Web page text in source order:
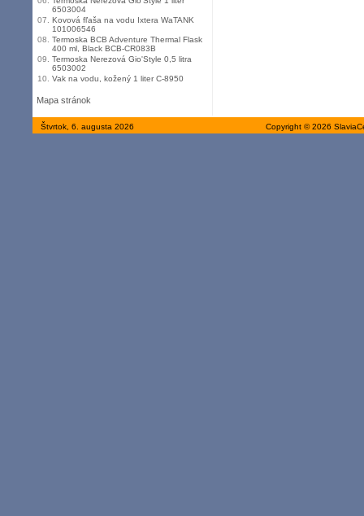
6503004
07.
Kovová fľaša na vodu Ixtera WaTANK
101006546
08.
Termoska BCB Adventure Thermal Flask
400 ml, Black BCB-CR083B
09.
Termoska Nerezová Gio'Style 0,5 litra
6503002
10.
Vak na vodu, kožený 1 liter C-8950
Mapa stránok
Štvrtok, 6. augusta 2026 Copyright © 2026